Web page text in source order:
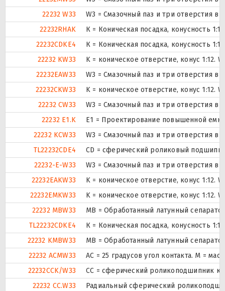
22232 W33
W3 = Смазочный паз и три отверстия
22232RHAK
К = Коническая посадка, конусность
22232CDKE4
К = Коническая посадка, конусность
22232 KW33
K = коническое отверстие, конус 1:12.
22232EAW33
W3 = Смазочный паз и три отверстия
22232CKW33
K = коническое отверстие, конус 1:12.
22232 CW33
W3 = Смазочный паз и три отверстия
22232 E1.K
E1 = Проектирование повышенной
22232 KCW33
W3 = Смазочный паз и три отверстия
TL22232CDE4
CD = сферический роликовый
22232-E-W33
W3 = Смазочный паз и три отверстия
22232EAKW33
K = коническое отверстие, конус 1:12.
22232EMKW33
K = коническое отверстие, конус 1:12.
22232 MBW33
MB = Обработанный латунный
TL22232CDKE4
К = Коническая посадка, конусность
22232 KMBW33
MB = Обработанный латунный
22232 ACMW33
AC = 25 градусов угол контакта. M =
22232CCK/W33
CC = сферический роликоподшипник
22232 CC.W33
Радиальный сферический